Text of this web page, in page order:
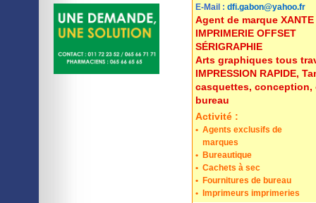
E-Mail : dfi.gabon@yahoo.fr
Agent de marque XANTE
IMPRIMERIE OFFSET
SÉRIGRAPHIE
Arts graphiques tous
IMPRESSION RAPIDE,
casquettes,
bureau
Activité :
• Agents exclusifs de
marques
• Bureautique
• Cachets à sec
• Fournitures de bureau
•
Imprimeurs imprimeries